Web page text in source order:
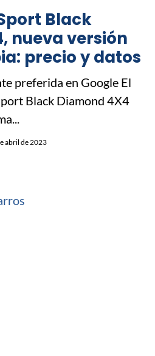
Black
nueva versión
precio y datos
preferida en Google El
Black Diamond 4X4
abril de 2023